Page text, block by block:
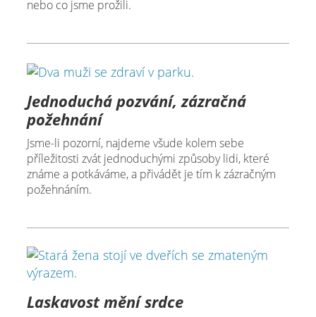
nebo co jsme prožili.
Jednoduchá pozvání, zázračná
požehnání
Jsme-li pozorní, najdeme všude kolem sebe
příležitosti zvát jednoduchými způsoby lidi, které
známe a potkáváme, a přivádět je tím k zázračným
požehnáním.
Laskavost mění srdce